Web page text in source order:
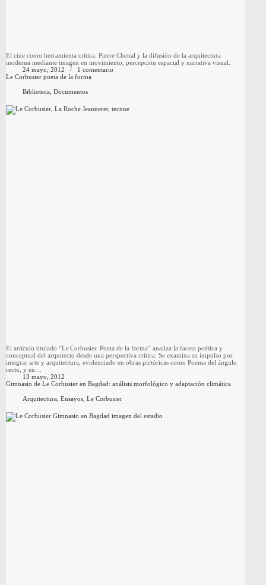
El cine como herramienta crítica: Pierre Chenal y la difusión de la arquitectura
moderna mediante imagen en movimiento, percepción espacial y narrativa visual.
24 mayo, 2012
1 comentario
Le Corbusier poeta de la forma
Biblioteca, Documentos
El artículo titulado “Le Corbusier. Poeta de la forma” analiza la faceta poética y
conceptual del arquitecto desde una perspectiva crítica. Se examina su impulso por
integrar arte y arquitectura, evidenciado en obras pictóricas como Poema del ángulo
recto, y en…
13 mayo, 2012
Gimnasio de Le Corbusier en Bagdad: análisis morfológico y adaptación climática
Arquitectura, Ensayos, Le Corbusier